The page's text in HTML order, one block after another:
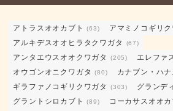
テ
ゴ
リ
ー
アトラスオオカブト (63) アマミノコギリク
アルキデスオオヒラタクワガタ (67)
アンタエウスオオクワガタ (205) エレファ
オウゴンオニクワガタ (80) カナブン・ハ
ギラファノコギリクワガタ (303) グランデ
グラントシロカブト (89) コーカサスオオカ